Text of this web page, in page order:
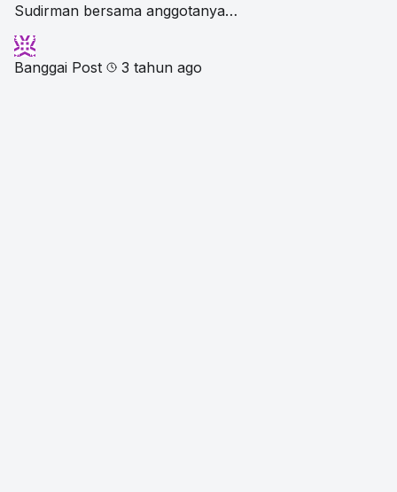
Sudirman bersama anggotanya…
Banggai Post 3 tahun ago